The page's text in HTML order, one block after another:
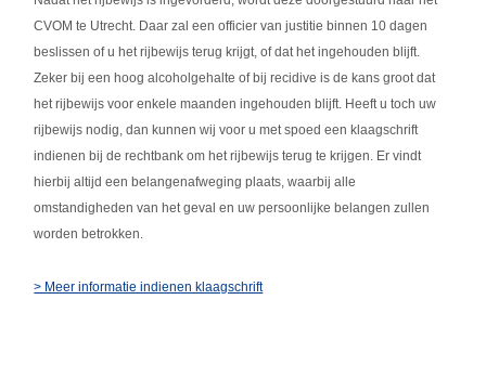
CVOM te Utrecht. Daar zal een officier van justitie binnen 10 dagen
beslissen of u het rijbewijs terug krijgt, of dat het ingehouden blijft.
Zeker bij een hoog alcoholgehalte of bij recidive is de kans groot dat
het rijbewijs voor enkele maanden ingehouden blijft. Heeft u toch uw
rijbewijs nodig, dan kunnen wij voor u met spoed een klaagschrift
indienen bij de rechtbank om het rijbewijs terug te krijgen. Er vindt
hierbij altijd een belangenafweging plaats, waarbij alle
omstandigheden van het geval en uw persoonlijke belangen zullen
worden betrokken.
> Meer informatie indienen klaagschrift